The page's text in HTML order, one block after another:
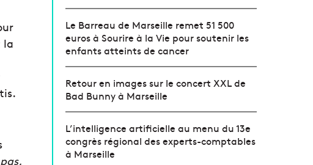
la
Le Barreau de Marseille remet 51 500
euros à Sourire à la Vie pour soutenir les
enfants atteints de cancer
Retour en images sur le concert XXL de
Bad Bunny à Marseille
L’intelligence artificielle au menu du 13e
congrès régional des experts-comptables
à Marseille